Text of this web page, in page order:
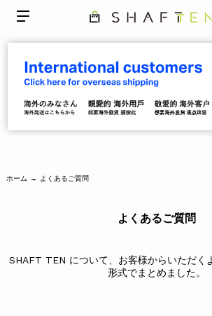
ホーム → よくあるご質問
よくあるご質問
SHAFT TEN について、お客様からいただく
形式でまとめました。